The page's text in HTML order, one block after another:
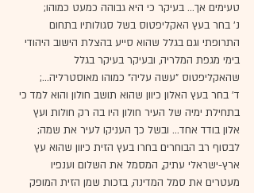
טעימים אך... בעיקר כי היא גבוהה כמעט כמוהו;
נ' בחר בעץ האקליפטוס בשל סגולותיו בתחום
התרופתי וגם בגלל שהוא סייע בהצלת הישוב היהודי
בימי מגפת המלריה, ובעיקר בעיקר בגלל
שהאקליפטוס "עשה עליה" כמוהו מאוסטרליה...;
ד' בחר בעץ האלון כיוון שהוא תושב חולון והוא למד כי
בתחילת ימיה של העיר חולון היו בה רק חולות ועץ
אלון בודד אחד... ובשל כך העניקו לעיר את שמה;
לבסוף רב הבוחרים בחרו בעץ הזית כיוון שהוא עץ
ארץ-ישראלי עתיק, המסמל את השלום וענפיו
מעטרים את סמל המדינה, בזכות שמן הזית המופק